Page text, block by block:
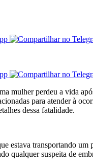
mulher perdeu a vida
para atender à
dessa fatalidade.
estava transportando
qualquer suspeita de